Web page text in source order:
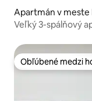
Apartmán v meste
Veľký 3-spálňový
Obľúbené medzi
Obľúbené medzi